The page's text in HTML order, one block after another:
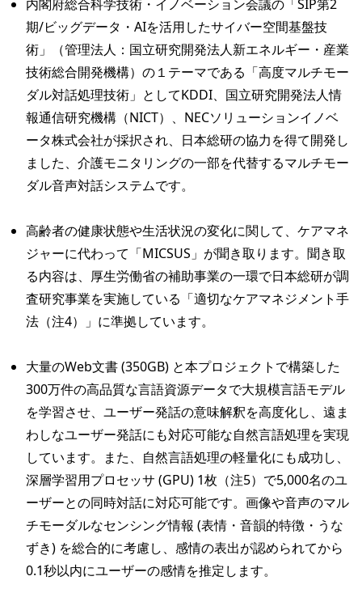
内閣府総合科学技術・イノベーション会議の「SIP第2
期/ビッグデータ・AIを活用したサイバー空間基盤技
術」（管理法人：国立研究開発法人新エネルギー・産業
技術総合開発機構）の１テーマである「高度マルチモー
ダル対話処理技術」としてKDDI、国立研究開発法人情
報通信研究機構（NICT）、NECソリューションイノベ
ータ株式会社が採択され、日本総研の協力を得て開発し
ました、介護モニタリングの一部を代替するマルチモー
ダル音声対話システムです。
高齢者の健康状態や生活状況の変化に関して、ケアマネ
ジャーに代わって「MICSUS」が聞き取ります。聞き取
る内容は、厚生労働省の補助事業の一環で日本総研が調
査研究事業を実施している「適切なケアマネジメント手
法（注4）」に準拠しています。
大量のWeb文書 (350GB) と本プロジェクトで構築した
300万件の高品質な言語資源データで大規模言語モデル
を学習させ、ユーザー発話の意味解釈を高度化し、遠ま
わしなユーザー発話にも対応可能な自然言語処理を実現
しています。また、自然言語処理の軽量化にも成功し、
深層学習用プロセッサ (GPU) 1枚（注5）で5,000名のユ
ーザーとの同時対話に対応可能です。画像や音声のマル
チモーダルなセンシング情報 (表情・音韻的特徴・うな
ずき) を総合的に考慮し、感情の表出が認められてから
0.1秒以内にユーザーの感情を推定します。